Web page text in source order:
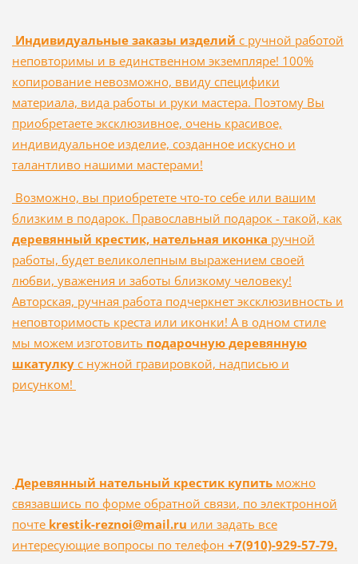
Индивидуальные заказы изделий с ручной работой
неповторимы и в единственном экземпляре! 100%
копирование невозможно, ввиду специфики
материала, вида работы и руки мастера. Поэтому Вы
приобретаете эксклюзивное, очень красивое,
индивидуальное изделие, созданное искусно и
талантливо нашими мастерами!
Возможно, вы приобретете что-то себе или вашим
близким в подарок. Православный подарок - такой, как
деревянный крестик, нательная иконка ручной
работы, будет великолепным выражением своей
любви, уважения и заботы близкому человеку!
Авторская, ручная работа подчеркнет эксклюзивность и
неповторимость креста или иконки! А в одном стиле
мы можем изготовить подарочную деревянную
шкатулку с нужной гравировкой, надписью и
рисунком!
Деревянный нательный крестик купитьможно
связавшись по форме обратной связи, по электронной
почте krestik-reznoi@mail.ru или задать все
интересующие вопросы по телефон +7(910)-929-57-79.